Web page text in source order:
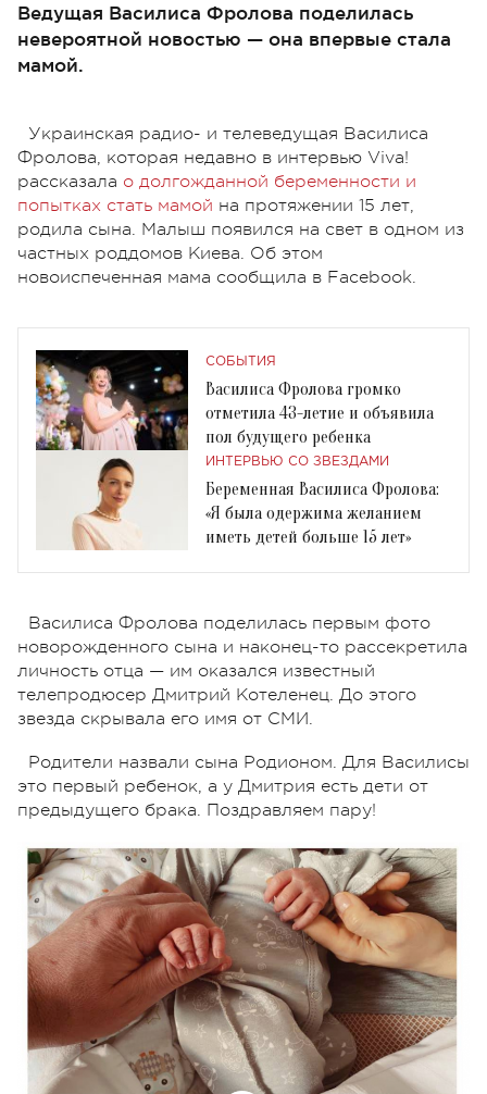
Ведущая Василиса Фролова поделилась
невероятной новостью — она впервые стала
мамой.
Украинская радио- и телеведущая Василиса
Фролова, которая недавно в интервью Viva!
рассказала о долгожданной беременности и
попытках стать мамой на протяжении 15 лет,
родила сына. Малыш появился на свет в одном из
частных роддомов Киева. Об этом
новоиспеченная мама сообщила в Facebook.
СОБЫТИЯ
Василиса Фролова громко
отметила 43-летие и объявила
пол будущего ребенка
ИНТЕРВЬЮ СО ЗВЕЗДАМИ
Беременная Василиса Фролова:
«Я была одержима желанием
иметь детей больше 15 лет»
Василиса Фролова поделилась первым фото
новорожденного сына и наконец-то рассекретила
личность отца — им оказался известный
телепродюсер Дмитрий Котеленец. До этого
звезда скрывала его имя от СМИ.
Родители назвали сына Родионом. Для Василисы
это первый ребенок, а у Дмитрия есть дети от
предыдущего брака. Поздравляем пару!